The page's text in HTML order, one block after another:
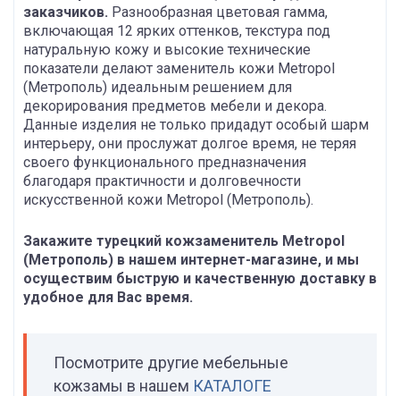
заказчиков. Разнообразная цветовая гамма,
включающая 12 ярких оттенков, текстура под
натуральную кожу и высокие технические
показатели делают заменитель кожи Metropol
(Метрополь) идеальным решением для
декорирования предметов мебели и декора.
Данные изделия не только придадут особый шарм
интерьеру, они прослужат долгое время, не теряя
своего функционального предназначения
благодаря практичности и долговечности
искусственной кожи Metropol (Метрополь).
Закажите турецкий кожзаменитель Metropol
(Метрополь) в нашем интернет-магазине, и мы
осуществим быструю и качественную доставку в
удобное для Вас время.
Посмотрите другие мебельные
кожзамы в нашем КАТАЛОГЕ